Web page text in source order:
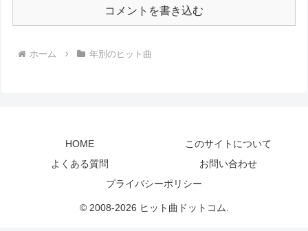
コメントを書き込む
ホーム 年別のヒット曲
HOME
このサイトについて
よくある質問
お問い合わせ
プライバシーポリシー
© 2008-2026 ヒット曲ドットコム.